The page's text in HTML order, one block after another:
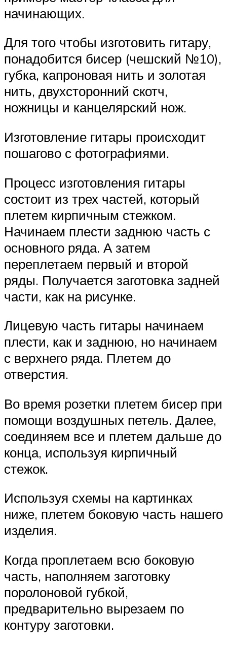
начинающих.
Для того чтобы изготовить гитару,
понадобится бисер (чешский №10),
губка, капроновая нить и золотая
нить, двухсторонний скотч,
ножницы и канцелярский нож.
Изготовление гитары происходит
пошагово с фотографиями.
Процесс изготовления гитары
состоит из трех частей, который
плетем кирпичным стежком.
Начинаем плести заднюю часть с
основного ряда. А затем
переплетаем первый и второй
ряды. Получается заготовка задней
части, как на рисунке.
Лицевую часть гитары начинаем
плести, как и заднюю, но начинаем
с верхнего ряда. Плетем до
отверстия.
Во время розетки плетем бисер при
помощи воздушных петель. Далее,
соединяем все и плетем дальше до
конца, используя кирпичный
стежок.
Используя схемы на картинках
ниже, плетем боковую часть нашего
изделия.
Когда проплетаем всю боковую
часть, наполняем заготовку
поролоновой губкой,
предварительно вырезаем по
контуру заготовки.